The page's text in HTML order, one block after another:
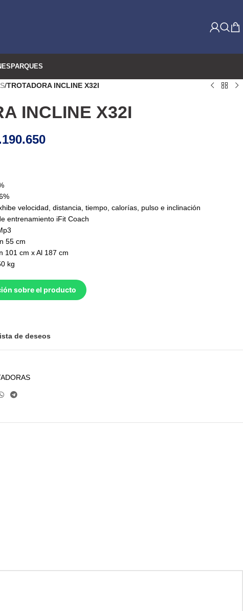
PARQUES
/TROTADORA INCLINE X32I
INCLINE X32I
velocidad, distancia, tiempo, calorías, pulso e inclinación
entrenamiento iFit Coach
55 cm
101 cm x Al 187 cm
kg
sobre el producto
de deseos